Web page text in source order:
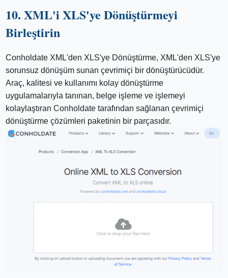
10. XML'i XLS'ye Dönüştürmeyi
Birleştirin
Conholdate XML'den XLS'ye Dönüştürme, XML'den XLS'ye
sorunsuz dönüşüm sunan çevrimiçi bir dönüştürücüdür.
Araç, kalitesi ve kullanımı kolay dönüştürme
uygulamalarıyla tanınan, belge işleme ve işlemeyi
kolaylaştıran Conholdate tarafından sağlanan çevrimiçi
dönüştürme çözümleri paketinin bir parçasıdır.